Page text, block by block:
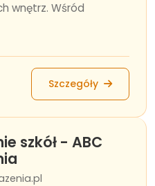
wnętrz. Wśród
Szczegóły
szkół - ABC